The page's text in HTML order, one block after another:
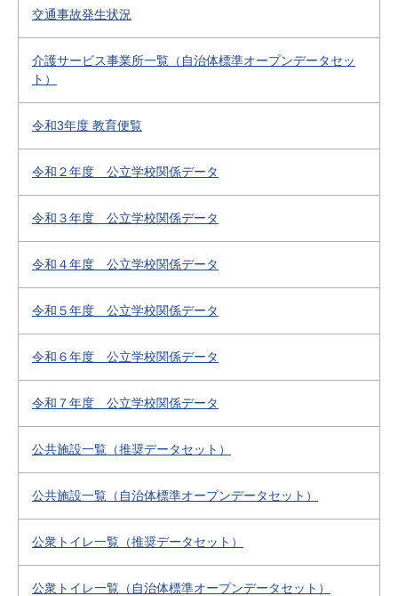
交通事故発生状況
介護サービス事業所一覧（自治体標準オープンデータセッ
ト）
令和3年度 教育便覧
令和２年度 公立学校関係データ
令和３年度 公立学校関係データ
令和４年度 公立学校関係データ
令和５年度 公立学校関係データ
令和６年度 公立学校関係データ
令和７年度 公立学校関係データ
公共施設一覧（推奨データセット）
公共施設一覧（自治体標準オープンデータセット）
公衆トイレ一覧（推奨データセット）
公衆トイレ一覧（自治体標準オープンデータセット）